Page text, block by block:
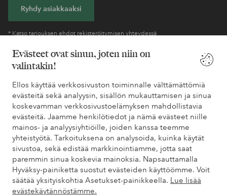
Evästeet ovat sinun, joten niin on
valintakin!
Ellos käyttää verkkosivuston toiminnalle välttämättömiä
evästeitä sekä analyysin, sisällön mukauttamisen ja sinua
koskevamman verkkosivustoelämyksen mahdollistavia
evästeitä. Jaamme henkilötiedot ja nämä evästeet niille
mainos- ja analyysiyhtiöille, joiden kanssa teemme
yhteistyötä. Tarkoituksena on analysoida, kuinka käytät
sivustoa, sekä edistää markkinointiamme, jotta saat
paremmin sinua koskevia mainoksia. Napsauttamalla
Hyväksy-painiketta suostut evästeiden käyttöömme. Voit
säätää yksityiskohtia Asetukset-painikkeella. Lue lisää
evästekäytännöstämme.
Ryhdy asiakkaaksi
* Katso tarjouksen ehdot rekisteröitymisen yhteydessä
Tarvitsetko apua?
Löydät vastaukset useimmin kysyttyihin kysymyksiin usein
kysytyistä kysymyksistä. Löydät myös tietoa siitä, miten voit ottaa
meihin yhteyttä.
Asiakaspalvelu Tilaukset Maksutavat
Omat sivut